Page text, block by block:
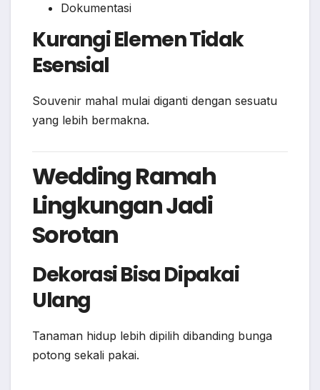
Dokumentasi
Kurangi Elemen Tidak
Esensial
Souvenir mahal mulai diganti dengan sesuatu
yang lebih bermakna.
Wedding Ramah
Lingkungan Jadi
Sorotan
Dekorasi Bisa Dipakai
Ulang
Tanaman hidup lebih dipilih dibanding bunga
potong sekali pakai.